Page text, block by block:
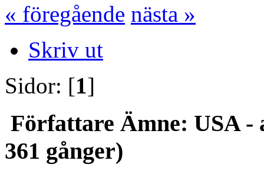
« föregående nästa »
Skriv ut
Sidor: [1]
Författare Ämne: USA
361 gånger)